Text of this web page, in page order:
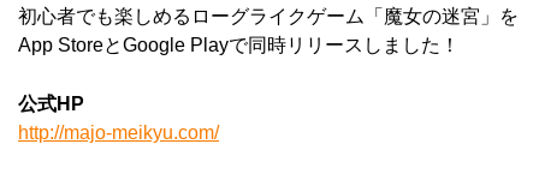
初心者でも楽しめるローグライクゲーム「魔女の迷宮」を
App StoreとGoogle Playで同時リリースしました！
公式HP
http://majo-meikyu.com/